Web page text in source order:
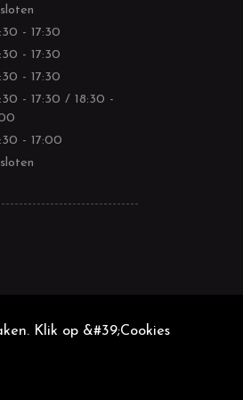
- 17:30
- 17:30
- 17:30
- 17:30 / 18:30 -
- 17:00
Klik op &#39;Cookies